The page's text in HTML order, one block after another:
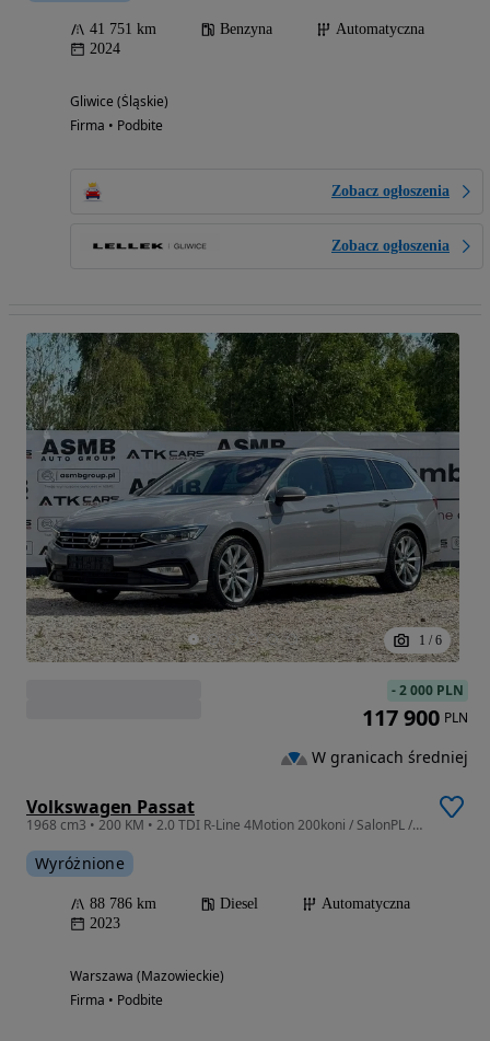
41 751 km Benzyna
Automatyczna
2024
Gliwice (Śląskie)
Firma • Podbite
Zobacz ogłoszenia
Zobacz ogłoszenia
1 / 6
Volkswagen Passat
1968 cm3 • 200 KM • 2.0 TDI R-Line 4Motion 200koni / SalonPL / SerwisASO / FV23%
Wyróżnione
88 786 km Diesel
Automatyczna
2023
Warszawa (Mazowieckie)
Firma • Podbite
-2 000 PLN
117 900 PLN
W granicach średniej